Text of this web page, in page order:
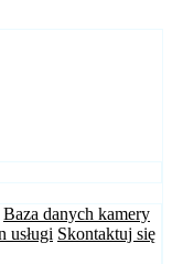
Baza danych kamery
usługi Skontaktuj się